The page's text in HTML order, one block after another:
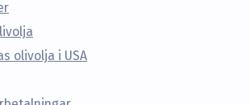
olivolja i USA